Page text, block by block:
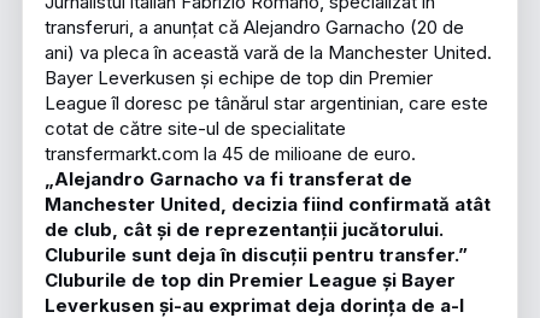
transferuri, a anunțat că Alejandro Garnacho (20 de
ani) va pleca în această vară de la Manchester United.
Bayer Leverkusen și echipe de top din Premier
League îl doresc pe tânărul star argentinian, care este
cotat de către site-ul de specialitate
transfermarkt.com la 45 de milioane de euro.
„Alejandro Garnacho va fi transferat de
Manchester United, decizia fiind confirmată atât
de club, cât și de reprezentanții jucătorului.
Cluburile sunt deja în discuții pentru transfer.”
Cluburile de top din Premier League și Bayer
Leverkusen și-au exprimat deja dorința de a-l